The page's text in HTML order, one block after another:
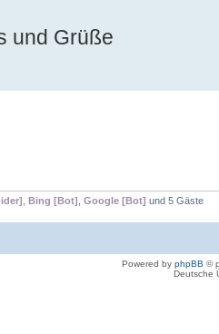
und Grüße
Bing [Bot] Google [Bot] und 5 Gäste
Powered by phpBB ©
Deutsche